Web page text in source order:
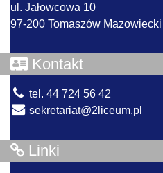
ul. Jałowcowa 10
97-200 Tomaszów Mazowiecki
Kontakt
tel. 44 724 56 42
sekretariat@2liceum.pl
Linki